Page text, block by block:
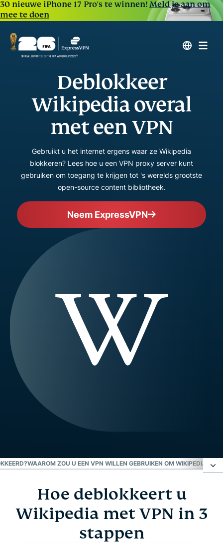
30 nieuwe iPhone 17 Pro's te winnen!Meld je aan om
mee te doen
Deblokkeer
Wikipedia overal
met een VPN
Gebruikt u het internet ergens waar ze Wikipedia
blokkeren? Lees hoe u een VPN proxy server kunt
gebruiken om toegang te krijgen tot 's werelds grootste
open-source content bibliotheek.
Neem ExpressVPN
WAAROM ZOU U EEN VPN WILLEN GEBRUIKEN OM WIKIPEDIA TE
Hoe deblokkeert u Wikipedia met VPN in 3
stappen
Waarom wordt Wikipedia geblokkeerd?
Hoe deblokkeert u
Wikipedia met VPN in 3
stappen